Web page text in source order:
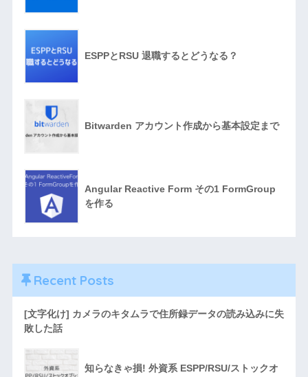
ESPPとRSU 退職するとどうなる？
Bitwarden アカウント作成から基本設定まで
Angular Reactive Form その1 FormGroup
を作る
Recent Posts
[文字化け] カメラのキタムラで住所録データの読み込みに失
敗した話
知らなきゃ損! 外資系 ESPP/RSU/ストックオ